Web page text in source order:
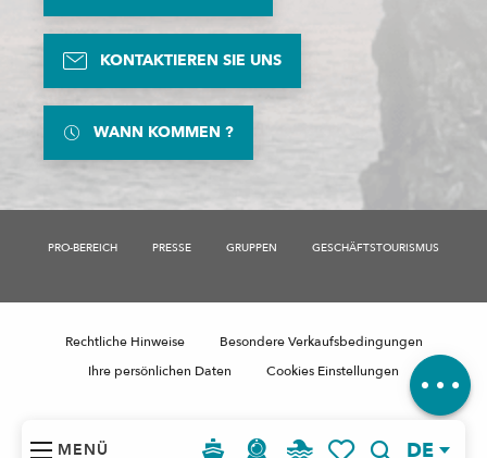
MENÜ DE
Kommentare
KONTAKTIEREN SIE UNS
WANN KOMMEN ?
PRO-BEREICH PRESSE GRUPPEN GESCHÄFTSTOURISMUS
Rechtliche Hinweise
Besondere Verkaufsbedingungen
Ihre persönlichen Daten
Cookies Einstellungen